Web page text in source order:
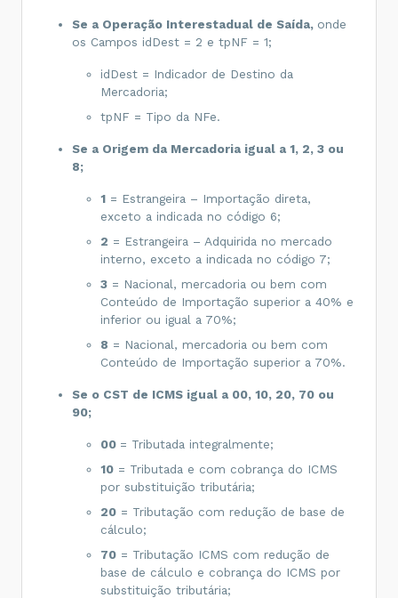
Se a Operação Interestadual de Saída, onde
os Campos idDest = 2 e tpNF = 1;
idDest = Indicador de Destino da
Mercadoria;
tpNF = Tipo da NFe.
Se a Origem da Mercadoria igual a 1, 2, 3 ou
8;
1 = Estrangeira – Importação direta,
exceto a indicada no código 6;
2 = Estrangeira – Adquirida no mercado
interno, exceto a indicada no código 7;
3 = Nacional, mercadoria ou bem com
Conteúdo de Importação superior a 40% e
inferior ou igual a 70%;
8 = Nacional, mercadoria ou bem com
Conteúdo de Importação superior a 70%.
Se o CST de ICMS igual a 00, 10, 20, 70 ou
90;
00 = Tributada integralmente;
10 = Tributada e com cobrança do ICMS
por substituição tributária;
20 = Tributação com redução de base de
cálculo;
70 = Tributação ICMS com redução de
base de cálculo e cobrança do ICMS por
substituição tributária;